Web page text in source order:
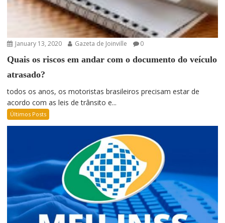
January 13, 2020 Gazeta de Joinville 0
Quais os riscos em andar com o documento do veículo
atrasado?
todos os anos, os motoristas brasileiros precisam estar de
acordo com as leis de trânsito e...
Últimos Posts